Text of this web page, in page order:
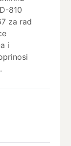
810
za rad
i